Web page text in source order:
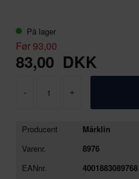
På lager
Før 93,00
83,00 DKK
- +
Producent
Märklin
Varenr.
8976
EANnr.
4001883089768